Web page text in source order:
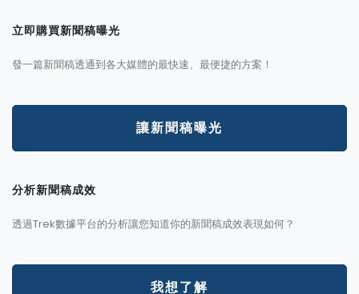
立即購買新聞稿曝光
發一篇新聞稿透通到各大媒體的最快速、最便捷的方案！
讓新聞稿曝光
分析新聞稿成效
透過Trek數據平台的分析讓您知道你的新聞稿成效表現如何？
我想了解